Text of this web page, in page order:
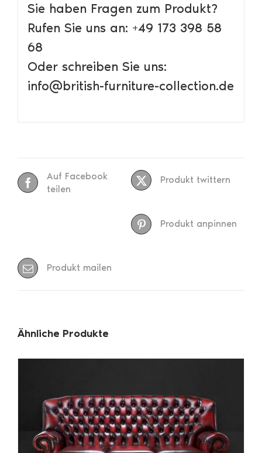
Sie haben Fragen zum Produkt?
Rufen Sie uns an: +49 173 398 58
68
Oder schreiben Sie uns:
info@british-furniture-collection.de
Auf Facebook
teilen
Produkt twittern
Produkt anpinnen
Produkt mailen
Ähnliche Produkte